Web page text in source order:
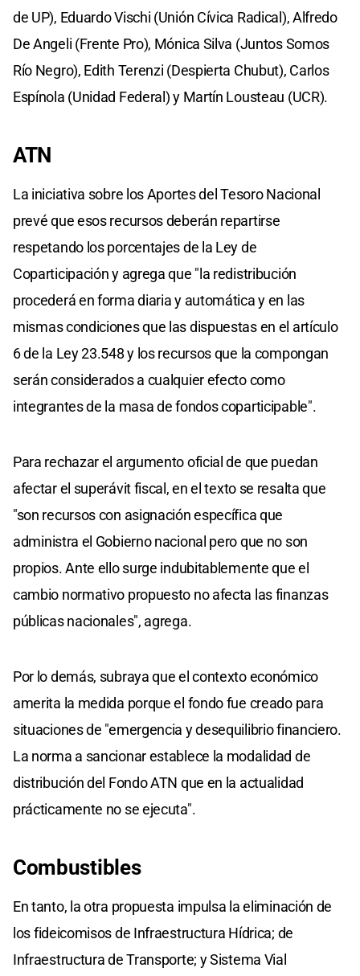
de UP), Eduardo Vischi (Unión Cívica Radical), Alfredo
De Angeli (Frente Pro), Mónica Silva (Juntos Somos
Río Negro), Edith Terenzi (Despierta Chubut), Carlos
Espínola (Unidad Federal) y Martín Lousteau (UCR).
ATN
La iniciativa sobre los Aportes del Tesoro Nacional
prevé que esos recursos deberán repartirse
respetando los porcentajes de la Ley de
Coparticipación y agrega que "la redistribución
procederá en forma diaria y automática y en las
mismas condiciones que las dispuestas en el artículo
6 de la Ley 23.548 y los recursos que la compongan
serán considerados a cualquier efecto como
integrantes de la masa de fondos coparticipable".
Para rechazar el argumento oficial de que puedan
afectar el superávit fiscal, en el texto se resalta que
"son recursos con asignación específica que
administra el Gobierno nacional pero que no son
propios. Ante ello surge indubitablemente que el
cambio normativo propuesto no afecta las finanzas
públicas nacionales", agrega.
Por lo demás, subraya que el contexto económico
amerita la medida porque el fondo fue creado para
situaciones de "emergencia y desequilibrio financiero.
La norma a sancionar establece la modalidad de
distribución del Fondo ATN que en la actualidad
prácticamente no se ejecuta".
Combustibles
En tanto, la otra propuesta impulsa la eliminación de
los fideicomisos de Infraestructura Hídrica; de
Infraestructura de Transporte; y Sistema Vial